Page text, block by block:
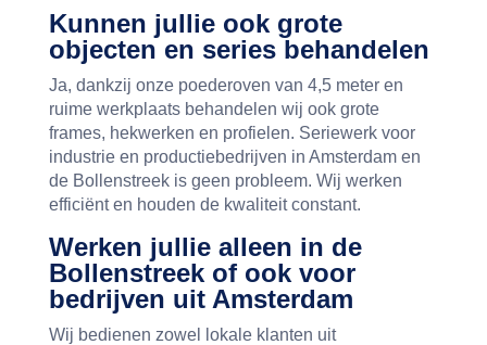
Kunnen jullie ook grote
objecten en series behandelen
Ja, dankzij onze poederoven van 4,5 meter en
ruime werkplaats behandelen wij ook grote
frames, hekwerken en profielen. Seriewerk voor
industrie en productiebedrijven in Amsterdam en
de Bollenstreek is geen probleem. Wij werken
efficiënt en houden de kwaliteit constant.
Werken jullie alleen in de
Bollenstreek of ook voor
bedrijven uit Amsterdam
Wij bedienen zowel lokale klanten uit